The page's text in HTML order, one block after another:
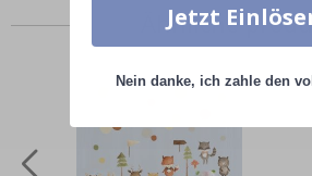
Ähnliche
Jetzt
Nein danke, ich zahle den